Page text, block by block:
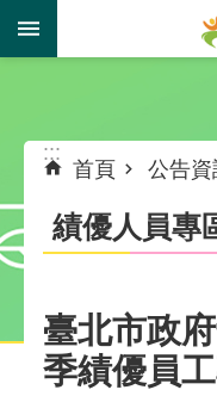
跳到主要內容區塊
:::
首頁 公告資
績優人員專
臺北市政
季績優員